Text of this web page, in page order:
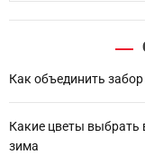
h
Как объединить
Какие цветы выбрать
зима